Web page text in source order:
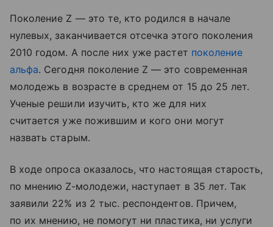
Поколение Z — это те, кто родился в начале
нулевых, заканчивается отсечка этого поколения
2010 годом. А после них уже растет поколение
альфа. Сегодня поколение Z — это современная
молодежь в возрасте в среднем от 15 до 25 лет.
Ученые решили изучить, кто же для них
считается уже пожившим и кого они могут
назвать старым.
В ходе опроса оказалось, что настоящая старость,
по мнению Z-молодежи, наступает в 35 лет. Так
заявили 22% из 2 тыс. респондентов. Причем,
по их мнению, не помогут ни пластика, ни услуги